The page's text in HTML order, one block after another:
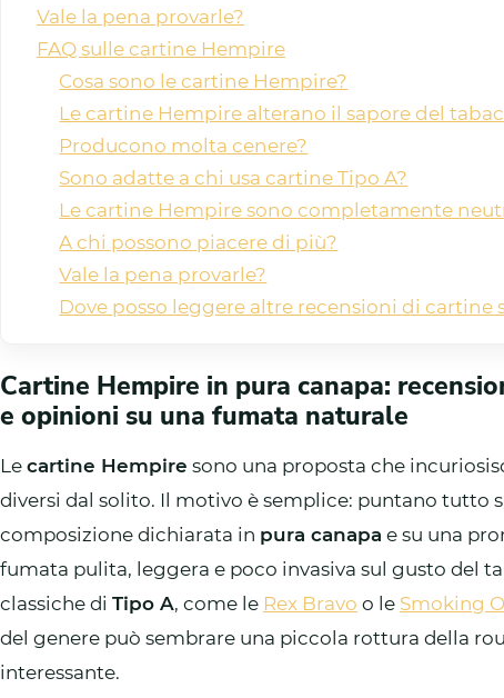
Vale la pena provarle?
FAQ sulle cartine Hempire
Cosa sono le cartine Hempire?
Le cartine Hempire alterano il sapore del
Producono molta cenere?
Sono adatte a chi usa cartine Tipo A?
Le cartine Hempire sono completamente
A chi possono piacere di più?
Vale la pena provarle?
Dove posso leggere altre recensioni di cartine
Cartine Hempire in pura canapa:
e opinioni su una fumata naturale
Le cartine Hempire sono una proposta che
diversi dal solito. Il motivo è semplice: puntano tutto
composizione dichiarata in pura canapa e su una
fumata pulita, leggera e poco invasiva sul gusto del
classiche di Tipo A, come le Rex Bravo o le Smoking
del genere può sembrare una piccola rottura della
interessante.